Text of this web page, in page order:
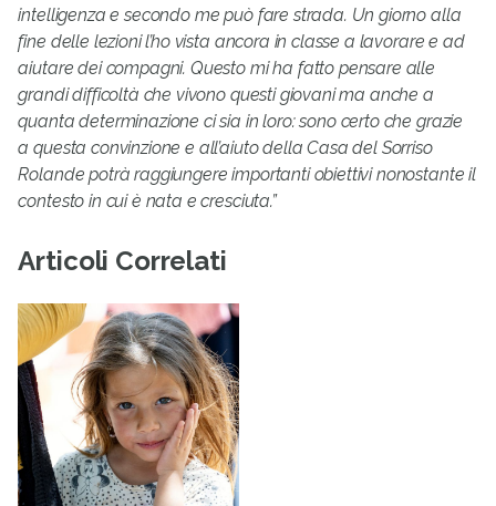
intelligenza e secondo me può fare strada. Un giorno alla
fine delle lezioni l’ho vista ancora in classe a lavorare e ad
aiutare dei compagni. Questo mi ha fatto pensare alle
grandi difficoltà che vivono questi giovani ma anche a
quanta determinazione ci sia in loro: sono certo che grazie
a questa convinzione e all’aiuto della Casa del Sorriso
Rolande potrà raggiungere importanti obiettivi nonostante il
contesto in cui è nata e cresciuta.”
Articoli Correlati